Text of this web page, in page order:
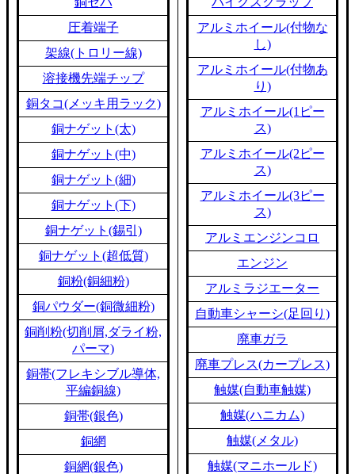
圧着端子
架線(トロリー線)
溶接機先端チップ
銅タコ(メッキ用ラック)
銅ナゲット(太)
銅ナゲット(中)
銅ナゲット(細)
銅ナゲット(下)
銅ナゲット(錫引)
銅ナゲット(超低質)
銅粉(銅細粉)
銅パウダー(銅微細粉)
銅削粉(切削屑,ダライ粉,
パーマ)
銅帯(フレキシブル導体,
平編銅線)
銅帯(銀色)
銅網
銅網(銀色)
アルミホイール(付物な
し)
アルミホイール(付物あ
り)
アルミホイール(1ピー
ス)
アルミホイール(2ピー
ス)
アルミホイール(3ピー
ス)
アルミエンジンコロ
エンジン
アルミラジエーター
自動車シャーシ(足回り)
廃車ガラ
廃車プレス(カープレス)
触媒(自動車触媒)
触媒(ハニカム)
触媒(メタル)
触媒(マニホールド)